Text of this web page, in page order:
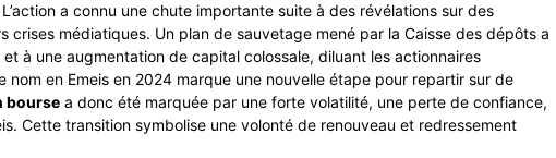
a connu une chute importante suite à des révélations sur des
crises médiatiques. Un plan de sauvetage mené par la Caisse des dépôts a
à une augmentation de capital colossale, diluant les actionnaires
nom en Emeis en 2024 marque une nouvelle étape pour repartir sur de
bourse a donc été marquée par une forte volatilité, une perte de confiance,
Cette transition symbolise une volonté de renouveau et redressement